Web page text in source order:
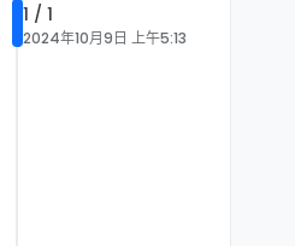
1 / 1
2024年10月9日 上午5:13